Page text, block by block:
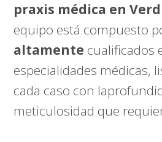
praxis médica en
equipo está compuesto
altamente cualificados
especialidades médicas,
cada caso con
meticulosidad que